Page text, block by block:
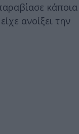
κάποια
ανοίξει την